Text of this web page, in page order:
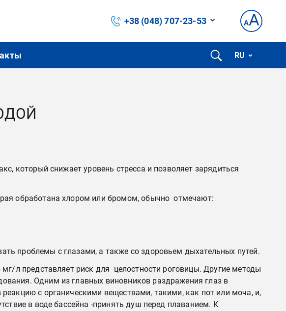
+38 (048) 707-23-53
RU
который снижает уровень стресса и позволяет зарядиться
обработана хлором или бромом, обычно отмечают:
проблемы с глазами, а также со здоровьем дыхательных путей.
л представляет риск для целостности роговицы. Другие методы
Одним из главных виновников раздражения глаз в
с органическими веществами, такими, как пот или моча, и,
в воде бассейна -принять душ перед плаванием. К